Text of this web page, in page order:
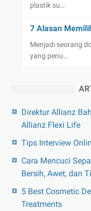
plastik su…
7 Alasan
Menjadi seorang
yang penu…
Direktur Allianz
Allianz Flexi Life
Tips Interview
Cara Mencuci
Bersih, Awet, dan
5 Best Cosmetic
Treatments